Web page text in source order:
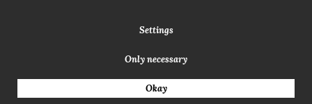
2021 Delightful Hair
Settings
Only necessary
Okay